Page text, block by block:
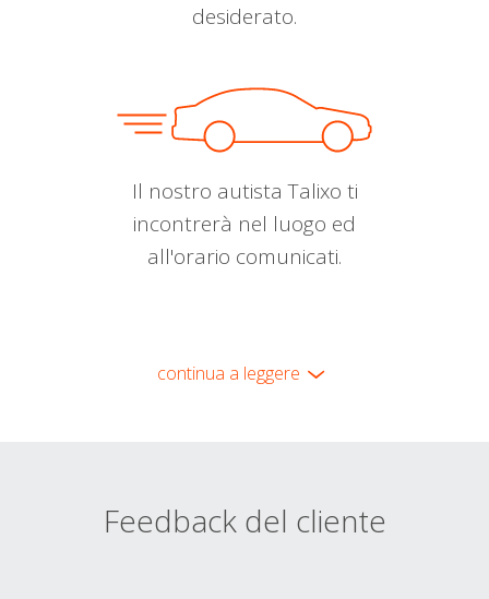
desiderato.
Il nostro autista Talixo ti
incontrerà nel luogo ed
all'orario comunicati.
continua a leggere
Feedback del cliente